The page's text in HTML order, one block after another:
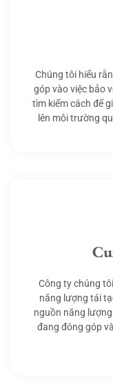
Chúng tôi hiểu
góp vào việc bảo
tìm kiếm cách để
lên môi trường
Công ty chúng
năng lượng tái
nguồn năng
đang đóng góp